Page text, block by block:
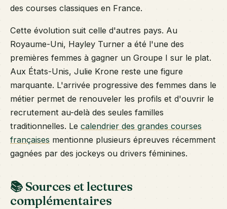
des courses classiques en France.
Cette évolution suit celle d'autres pays. Au
Royaume-Uni, Hayley Turner a été l'une des
premières femmes à gagner un Groupe I sur le plat.
Aux États-Unis, Julie Krone reste une figure
marquante. L'arrivée progressive des femmes dans le
métier permet de renouveler les profils et d'ouvrir le
recrutement au-delà des seules familles
traditionnelles. Le calendrier des grandes courses
françaises mentionne plusieurs épreuves récemment
gagnées par des jockeys ou drivers féminines.
📚 Sources et lectures
complémentaires